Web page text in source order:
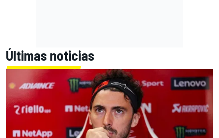
Últimas noticias